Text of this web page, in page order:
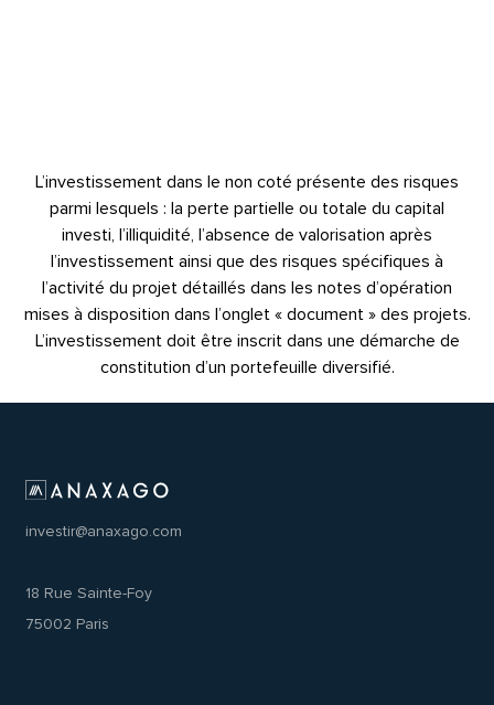
L’investissement dans le non coté présente des risques
parmi lesquels : la perte partielle ou totale du capital
investi, l’illiquidité, l’absence de valorisation après
l’investissement ainsi que des risques spécifiques à
l’activité du projet détaillés dans les notes d’opération
mises à disposition dans l’onglet « document » des projets.
L’investissement doit être inscrit dans une démarche de
constitution d’un portefeuille diversifié.
investir@anaxago.com
18 Rue Sainte-Foy
75002 Paris